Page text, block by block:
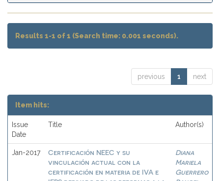
Results 1-1 of 1 (Search time: 0.001 seconds).
previous 1 next
Item hits:
Issue
Date
Title Author(s)
Jan-2017
Certificación NEEC y su
vinculación actual con la
certificación en materia de IVA e
Diana
Mariela
Guerrero